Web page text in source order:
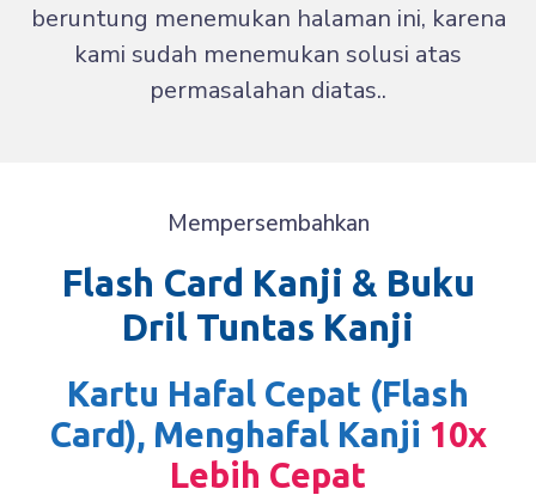
beruntung menemukan halaman ini, karena
kami sudah menemukan solusi atas
permasalahan diatas..
Mempersembahkan
Flash Card Kanji & Buku
Dril Tuntas Kanji
Kartu Hafal Cepat (flash
Card), Menghafal Kanji 10x
Lebih Cepat